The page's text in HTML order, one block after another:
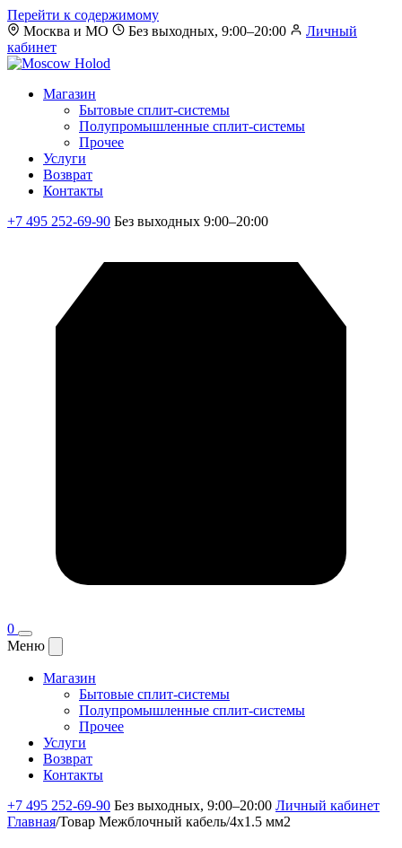
Перейти к содержимому
Москва и МО
Без выходных, 9:00–20:00
Личный
кабинет
Магазин
Бытовые сплит-системы
Полупромышленные сплит-системы
Прочее
Услуги
Возврат
Контакты
+7 495 252-69-90 Без выходных 9:00–20:00
0
Меню
Магазин
Бытовые сплит-системы
Полупромышленные сплит-системы
Прочее
Услуги
Возврат
Контакты
+7 495 252-69-90 Без выходных, 9:00–20:00 Личный кабинет
Главная/Товар Межблочный кабель/4x1.5 мм2